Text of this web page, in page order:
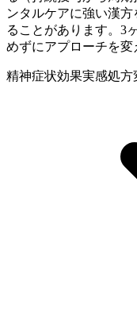
ンタルケアに強い漢
ることがあります。3
めずにアプローチを変
精神症状効果実感処方